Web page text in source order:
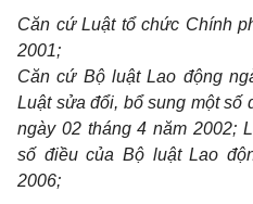
Căn cứ Luật tổ chức Chính
2001;
Căn cứ Bộ luật Lao động
Luật sửa đổi, bổ sung một số
ngày 02 tháng 4 năm 2002;
số điều của Bộ luật Lao
2006;